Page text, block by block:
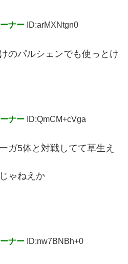
ナー ID:arMXNtgn0
のパルシェンでも使っとけ
ナー ID:QmCM+cVga
ガ5体と対戦してて草生え
ゃねえか
ナー ID:nw7BNBh+0